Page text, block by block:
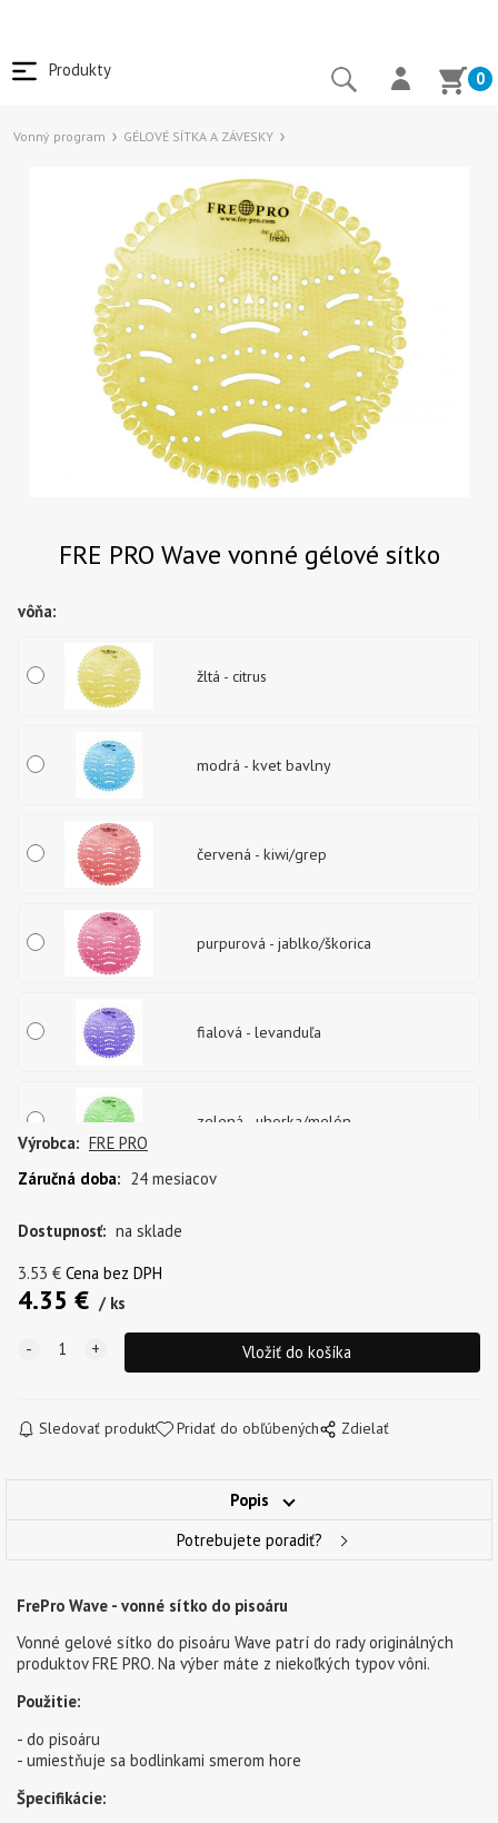
Produkty 0
Vonný program GÉLOVÉ SÍTKA A ZÁVESKY
FRE PRO Wave vonné gélové sítko
vôňa:
žltá - citrus
modrá - kvet bavlny
červená - kiwi/grep
purpurová - jablko/škorica
fialová - levanduľa
zelená - uhorka/melón
Výrobca: FRE PRO
Záručná doba: 24 mesiacov
Dostupnosť: na sklade
3.53 € Cena bez DPH
4.35 € ks
Sledovať produkt Pridať do obľúbených Zdielať
Popis
Potrebujete poradiť?
FrePro Wave - vonné sítko do pisoáru
Vonné gelové sítko do pisoáru Wave patrí do rady originálných
produktov FRE PRO. Na výber máte z niekoľkých typov vôni.
Použitie:
- do pisoáru
- umiestňuje sa bodlinkami smerom hore
Špecifikácie: